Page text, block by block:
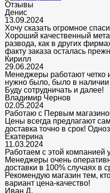
Отзывы
Денис
13.09.2024
Хочу сказать огромное
Хороший качественный
развода, как в других
факту заказа осталась
Кирилл
29.06.2024
Менеджеры работают четко
нужно было, было в
Буду сотрудничать и далее!
Владимир Чернов
02.05.2024
Работаю с Первым
Цены всегда предлагают
доставка точно в срок!
Екатерина
11.03.2024
Работаем с этой компанией
Менеджеры очень
доставки в 100% случаях в
Рекомендую магазин тем,
вариант цена-качество!
Иван Д.